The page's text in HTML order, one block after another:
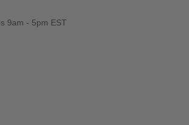
9am - 5pm EST